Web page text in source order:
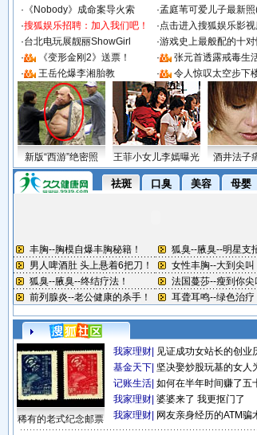
· 《Nobody》成命案导火索 ·孟庭苇可爱儿子最新
·搜狐娱乐招聘：加入我们吧！ ·点击进入搜狐娱乐影
·台北电玩展靓丽ShowGirl ·游戏史上最般配的十
·
《变形金刚2》送票！ ·
张元首透露戒毒生
·
王岳伦爆李湘胎教 · 令人惊叹太空步下
新版“西游”绝密照 王菲小女儿李嫣曝光 酒井法子
稀有的老式纪念邮票
我家理财 见证成功女站长的创业
基金天下 坚决娶炒股玩基的女人
记账生活 如何在半年时间赚了五
我家理财 婆婆来了 我更抠门了
我家理财 网友亲身经历的ATM骗